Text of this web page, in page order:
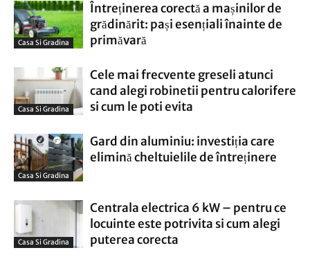
Casa Si Gradina
Întreținerea corectă a mașinilor de
grădinărit: pași esențiali înainte de
primăvară
Casa Si Gradina
Cele mai frecvente greseli atunci
cand alegi robinetii pentru calorifere
si cum le poti evita
Casa Si Gradina
Gard din aluminiu: investiția care
elimină cheltuielile de întreținere
Casa Si Gradina
Centrala electrica 6 kW – pentru ce
locuinte este potrivita si cum alegi
puterea corecta